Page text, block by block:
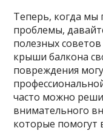
Теперь, когда мы
проблемы,
полезных
крыши балкона
повреждения
часто можно
внимательного
которые помогут